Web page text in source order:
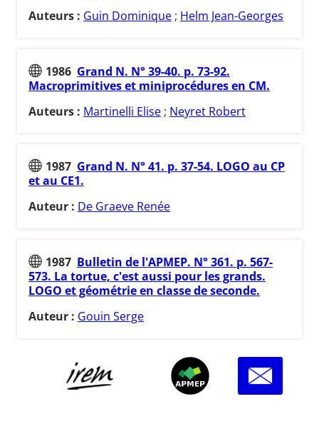
Auteurs : Guin Dominique ; Helm Jean-Georges
1986 Grand N. N° 39-40. p. 73-92.
Macroprimitives et miniprocédures en CM.
Auteurs : Martinelli Elise ; Neyret Robert
1987 Grand N. N° 41. p. 37-54. LOGO au CP
et au CE1.
Auteur : De Graeve Renée
1987 Bulletin de l'APMEP. N° 361. p. 567-
573. La tortue, c'est aussi pour les grands.
LOGO et géométrie en classe de seconde.
Auteur : Gouin Serge